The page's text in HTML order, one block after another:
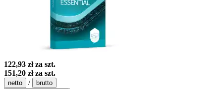
122,93 złza szt.
151,20 złza szt.
netto /
brutto